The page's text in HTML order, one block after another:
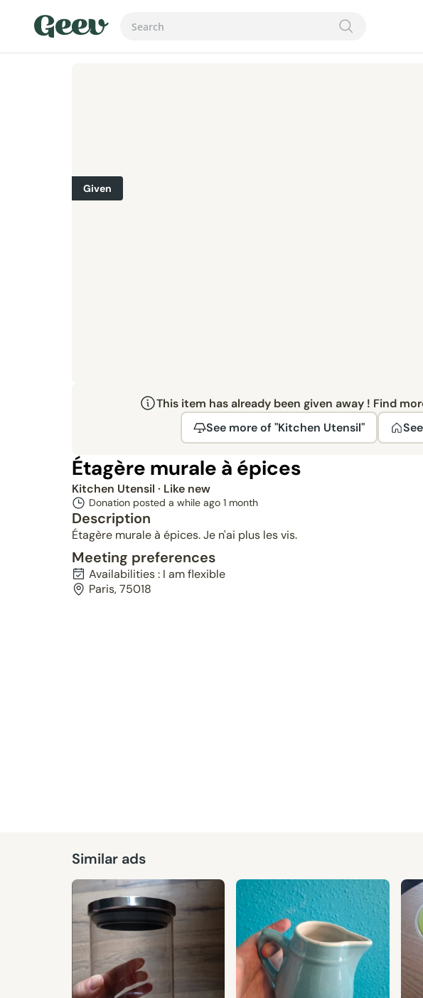
Given
This item has already been given away ! Find
See more of "Kitchen Utensil"
Étagère murale à épices
Kitchen Utensil · Like new
Donation posted a while ago 1 month
Description
Étagère murale à épices. Je n'ai plus les vis.
Meeting preferences
Availabilities : I am flexible
Paris, 75018
Similar ads